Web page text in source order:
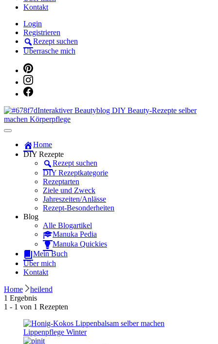
Kontakt
Login
Registrieren
Rezept suchen
Überrasche mich
Manuka Magic – Natürlich schön:
Dein interaktiver DIY Beautyblog
Home
DIY Rezepte
Rezept suchen
DIY Rezeptkategorie
Rezeptarten
Ziele und Zweck
Jahreszeiten/Anlässe
Rezept-Besonderheiten
Blog
Alle Blogartikel
Manuka Pedia
Manuka Quickies
Mein Buch
Über mich
Kontakt
Home
heilend
1 Ergebnis
1 - 1 von 1 Rezepten